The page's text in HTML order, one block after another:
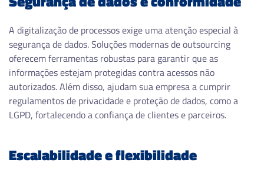
A digitalização de processos exige uma atenção especial à
segurança de dados. Soluções modernas de outsourcing
oferecem ferramentas robustas para garantir que as
informações estejam protegidas contra acessos não
autorizados. Além disso, ajudam sua empresa a cumprir
regulamentos de privacidade e proteção de dados, como a
LGPD, fortalecendo a confiança de clientes e parceiros.
Escalabilidade e flexibilidade